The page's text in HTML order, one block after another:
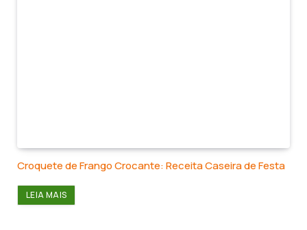
Croquete de Frango Crocante: Receita Caseira de Festa
LEIA MAIS